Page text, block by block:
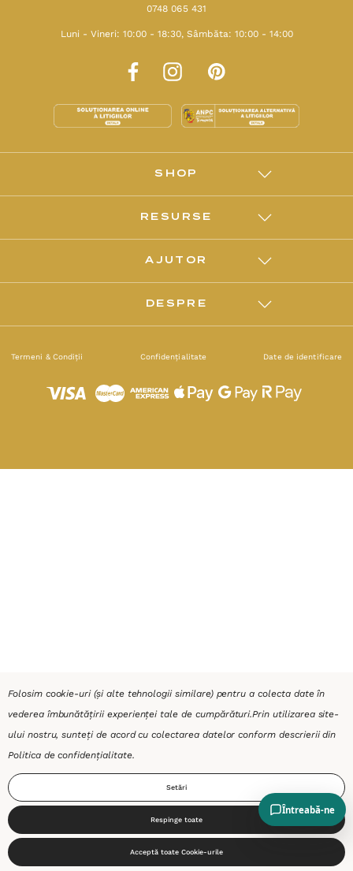
0748 065 431
Luni - Vineri: 10:00 - 18:30, Sâmbăta: 10:00 - 14:00
SHOP
RESURSE
AJUTOR
DESPRE
Termeni & Condiții Confidențialitate Date de identificare
Start Produse
Coș
Caută Cont
Folosim cookie-uri (și alte tehnologii similare) pentru a colecta date în
vederea îmbunătățirii experienței tale de cumpărături.Prin utilizarea site-
ului nostru, sunteți de acord cu colectarea datelor conform descrierii din
Politica de confidențialitate.
Setări
Respinge toate
Acceptă toate Cookie-urile